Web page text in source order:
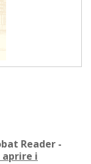
Reader -
aprire i